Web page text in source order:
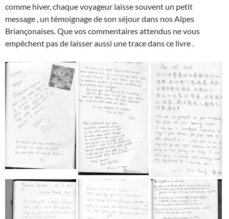
comme hiver, chaque voyageur laisse souvent un petit
message , un témoignage de son séjour dans nos Alpes
Briançonaises. Que vos commentaires attendus ne vous
empêchent pas de laisser aussi une trace dans ce livre .